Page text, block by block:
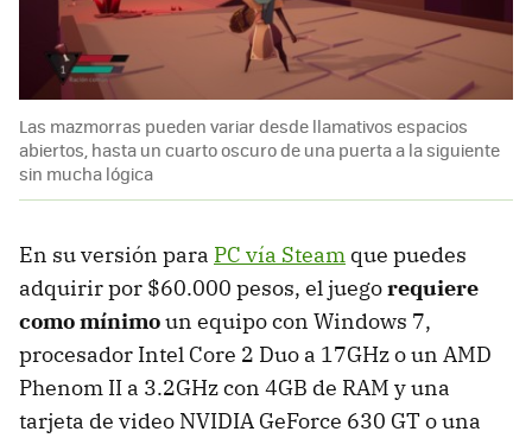
Las mazmorras pueden variar desde llamativos espacios
abiertos, hasta un cuarto oscuro de una puerta a la siguiente
sin mucha lógica
En su versión para PC vía Steam que puedes
adquirir por $60.000 pesos, el juegorequiere
como mínimoun equipo con Windows 7,
procesador Intel Core 2 Duo a 17GHz o un AMD
Phenom II a 3.2GHz con 4GB de RAM y una
tarjeta de video NVIDIA GeForce 630 GT o una